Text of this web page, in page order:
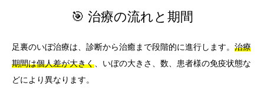
🎯 治療の流れと期間
足裏のいぼ治療は、診断から治癒まで段階的に進行します。 治療
期間は個人差が大きく 、いぼの大きさ、数、患者様の免疫状態な
どにより異なります。